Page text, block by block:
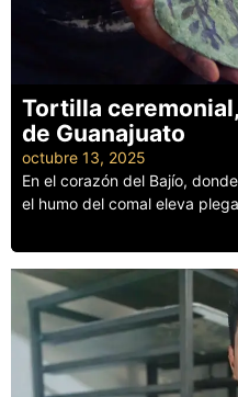
Tortilla
de Guanajuato
octubre 13, 2025
En el corazón del Bajío,
el humo del comal eleva